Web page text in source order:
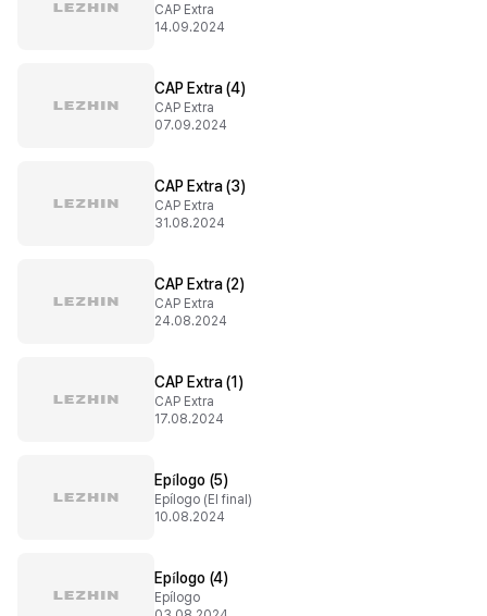
CAP Extra
14.09.2024
CAP Extra (4)
CAP Extra
07.09.2024
CAP Extra (3)
CAP Extra
31.08.2024
CAP Extra (2)
CAP Extra
24.08.2024
CAP Extra (1)
CAP Extra
17.08.2024
Epílogo (5)
Epílogo (El final)
10.08.2024
Epílogo (4)
Epílogo